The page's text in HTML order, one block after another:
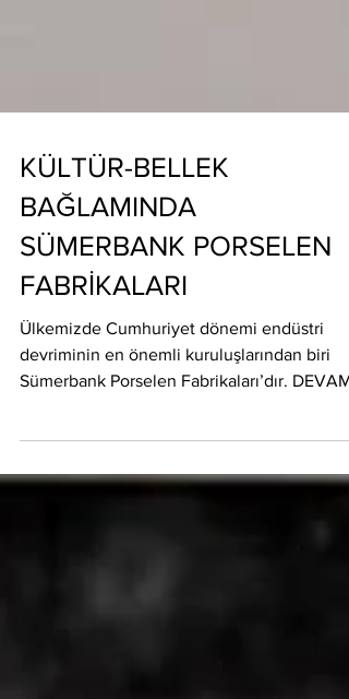
KÜLTÜR-BELLEK
BAĞLAMINDA
SÜMERBANK PORSELEN
Ülkemizde Cumhuriyet dönemi endüstri
devriminin en önemli kuruluşlarından biri